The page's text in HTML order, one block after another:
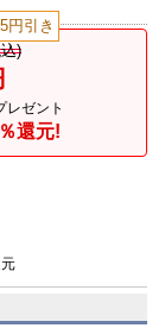
)
円引き
レゼント
還元!